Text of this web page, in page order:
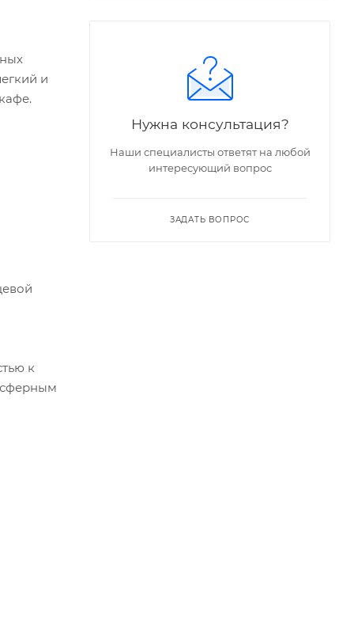
и
к
Нужна консультация?
Наши специалисты ответят на любой
интересующий вопрос
ЗАДАТЬ ВОПРОС